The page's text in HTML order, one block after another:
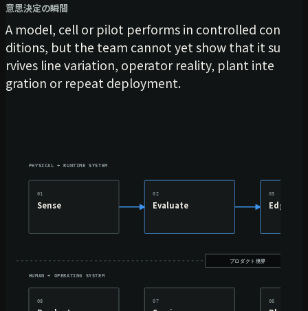
意思決定の瞬間
A model, cell or pilot performs in controlled con
ditions, but the team cannot yet show that it su
rvives line variation, operator reality, plant inte
gration or repeat deployment.
PHYSICAL + RUNTIME SYSTEM
プロダクト境界
HUMAN + OPERATING SYSTEM
01
Sense
02
Evaluate
03
Edge
06
07
08